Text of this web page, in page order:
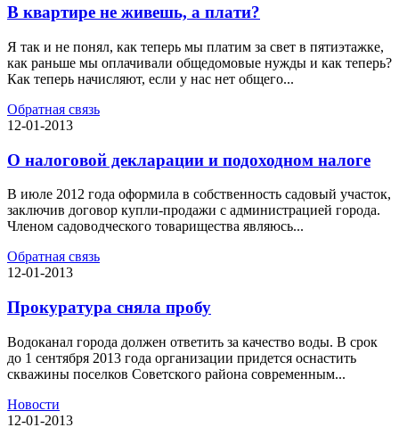
В квартире не живешь, а плати?
Я так и не понял, как теперь мы платим за свет в пятиэтажке,
как раньше мы оплачивали общедомовые нужды и как теперь?
Как теперь начисляют, если у нас нет общего...
Обратная связь
12-01-2013
О налоговой декларации и подоходном налоге
В июле 2012 года оформила в собственность садовый участок,
заключив договор купли-продажи с администрацией города.
Членом садоводческого товарищества являюсь...
Обратная связь
12-01-2013
Прокуратура сняла пробу
Водоканал города должен ответить за качество воды. В срок
до 1 сентября 2013 года организации придется оснастить
скважины поселков Советского района современным...
Новости
12-01-2013